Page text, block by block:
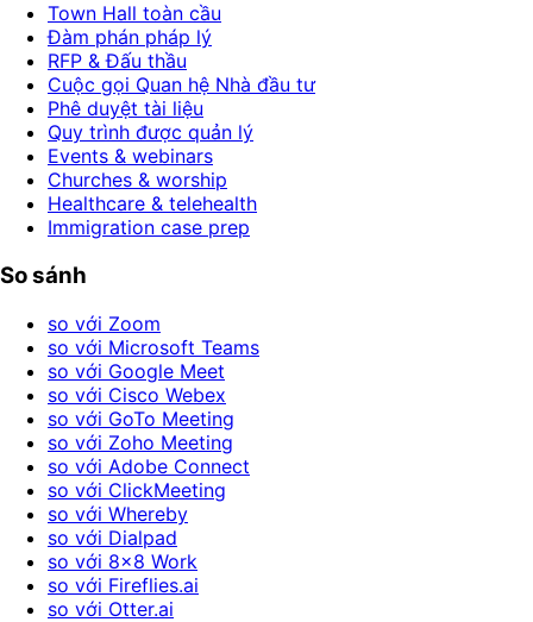
Town Hall toàn cầu
Đàm phán pháp lý
RFP & Đấu thầu
Cuộc gọi Quan hệ Nhà đầu tư
Phê duyệt tài liệu
Quy trình được quản lý
Events & webinars
Churches & worship
Healthcare & telehealth
Immigration case prep
So sánh
so với Zoom
so với Microsoft Teams
so với Google Meet
so với Cisco Webex
so với GoTo Meeting
so với Zoho Meeting
so với Adobe Connect
so với ClickMeeting
so với Whereby
so với Dialpad
so với 8x8 Work
so với Fireflies.ai
so với Otter.ai